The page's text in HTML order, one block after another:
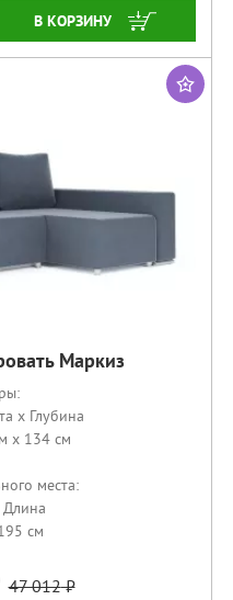
ЗАКАЗАТЬ
Маркиз
x Глубина
x 134 см
места:
см
47 012